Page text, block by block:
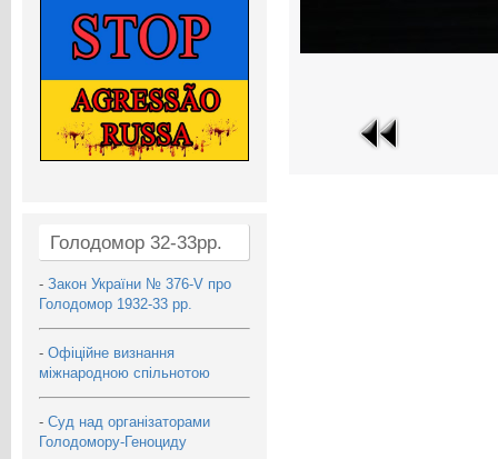
Голодомор 32-33рр.
- Закон України № 376-V про
Голодомор 1932-33 рр.
- Офіційне визнання
міжнародною спільнотою
- Суд над організаторами
Голодомору-Геноциду